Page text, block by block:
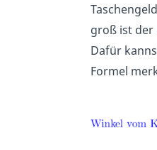
groß ist
Dafür
Formel